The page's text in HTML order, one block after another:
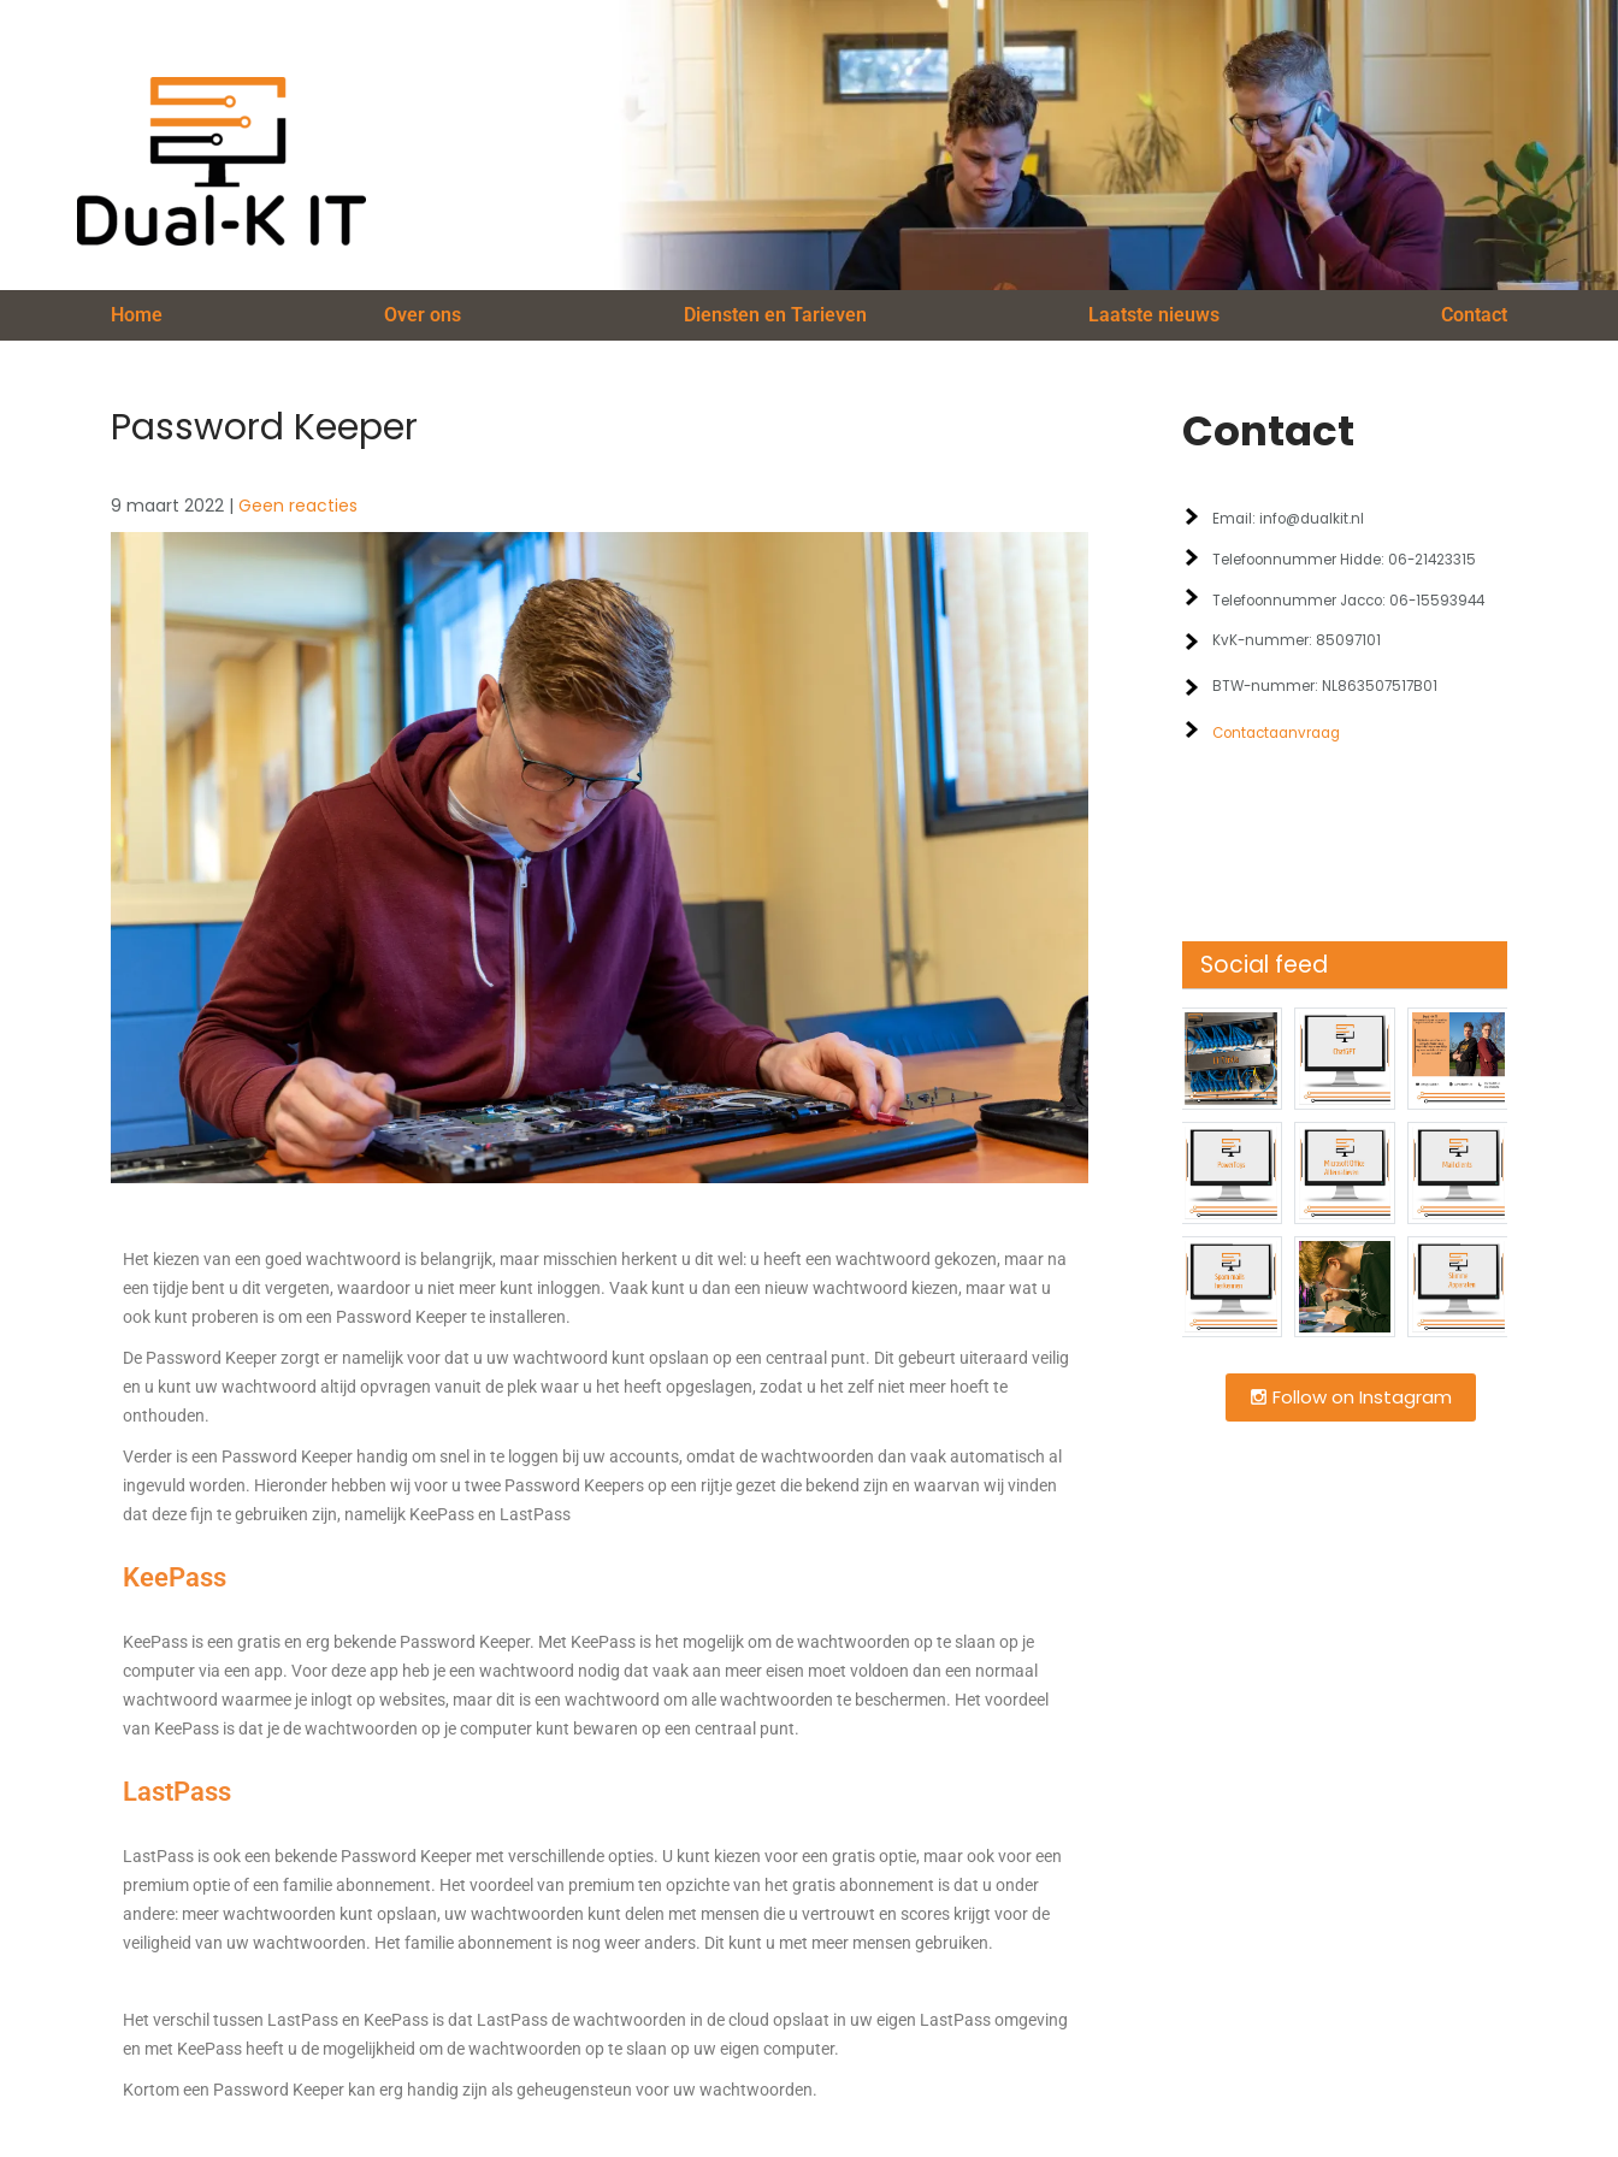
Home Over ons Diensten en Tarieven Laatste nieuws Contact
Password Keeper
9 maart 2022 | Geen reacties
Het kiezen van een goed wachtwoord is belangrijk, maar misschien herkent u dit wel: u heeft een wachtwoord gekozen, maar na
een tijdje bent u dit vergeten, waardoor u niet meer kunt inloggen. Vaak kunt u dan een nieuw wachtwoord kiezen, maar wat u
ook kunt proberen is om een Password Keeper te installeren.
De Password Keeper zorgt er namelijk voor dat u uw wachtwoord kunt opslaan op een centraal punt. Dit gebeurt uiteraard veilig
en u kunt uw wachtwoord altijd opvragen vanuit de plek waar u het heeft opgeslagen, zodat u het zelf niet meer hoeft te
onthouden.
Verder is een Password Keeper handig om snel in te loggen bij uw accounts, omdat de wachtwoorden dan vaak automatisch al
ingevuld worden. Hieronder hebben wij voor u twee Password Keepers op een rijtje gezet die bekend zijn en waarvan wij vinden
dat deze fijn te gebruiken zijn, namelijk KeePass en LastPass
KeePass
KeePass is een gratis en erg bekende Password Keeper. Met KeePass is het mogelijk om de wachtwoorden op te slaan op je
computer via een app. Voor deze app heb je een wachtwoord nodig dat vaak aan meer eisen moet voldoen dan een normaal
wachtwoord waarmee je inlogt op websites, maar dit is een wachtwoord om alle wachtwoorden te beschermen. Het voordeel
van KeePass is dat je de wachtwoorden op je computer kunt bewaren op een centraal punt.
LastPass
LastPass is ook een bekende Password Keeper met verschillende opties. U kunt kiezen voor een gratis optie, maar ook voor een
premium optie of een familie abonnement. Het voordeel van premium ten opzichte van het gratis abonnement is dat u onder
andere: meer wachtwoorden kunt opslaan, uw wachtwoorden kunt delen met mensen die u vertrouwt en scores krijgt voor de
veiligheid van uw wachtwoorden. Het familie abonnement is nog weer anders. Dit kunt u met meer mensen gebruiken.
Het verschil tussen LastPass en KeePass is dat LastPass de wachtwoorden in de cloud opslaat in uw eigen LastPass omgeving
en met KeePass heeft u de mogelijkheid om de wachtwoorden op te slaan op uw eigen computer.
Kortom een Password Keeper kan erg handig zijn als geheugensteun voor uw wachtwoorden.
Contact
Email: info@dualkit.nl
Telefoonnummer Hidde: 06-21423315
Telefoonnummer Jacco: 06-15593944
KvK-nummer: 85097101
BTW-nummer: NL863507517B01
Contactaanvraag
Social feed
Follow on Instagram